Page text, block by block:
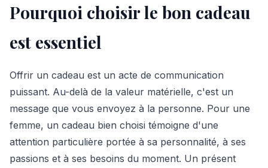
Pourquoi choisir le bon cadeau
est essentiel
Offrir un cadeau est un acte de communication
puissant. Au-delà de la valeur matérielle, c'est un
message que vous envoyez à la personne. Pour une
femme, un cadeau bien choisi témoigne d'une
attention particulière portée à sa personnalité, à ses
passions et à ses besoins du moment. Un présent